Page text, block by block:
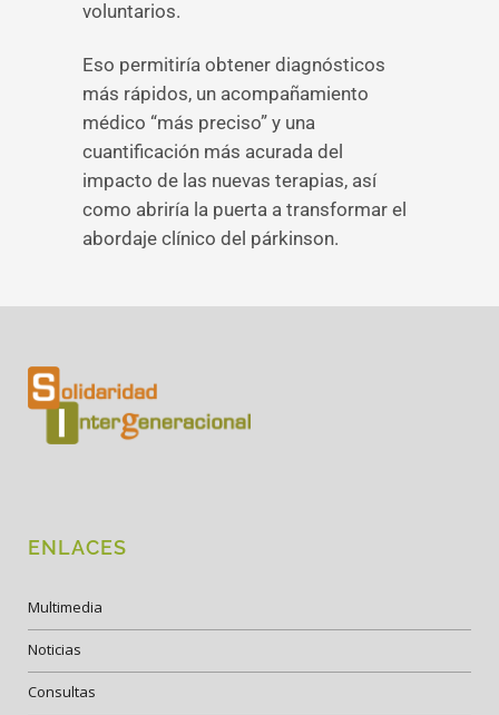
voluntarios.
Eso permitiría obtener diagnósticos
más rápidos, un acompañamiento
médico “más preciso” y una
cuantificación más acurada del
impacto de las nuevas terapias, así
como abriría la puerta a transformar el
abordaje clínico del párkinson.
ENLACES
Multimedia
Noticias
Consultas